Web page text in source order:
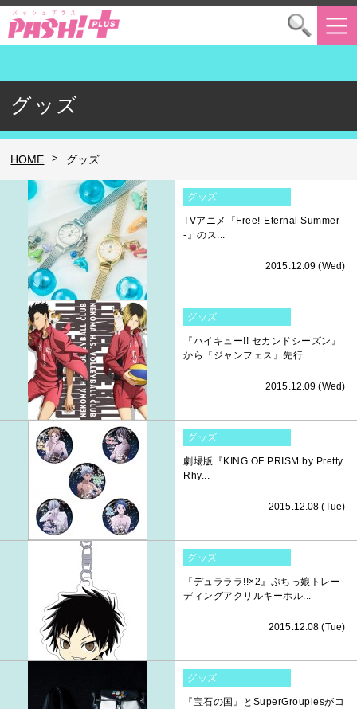
グッズ
HOME > グッズ
グッズ
TVアニメ『Free!-Eternal Summer
-』のス...
2015.12.09 (Wed)
グッズ
『ハイキュー!! セカンドシーズン』
から『ジャンフェス』先行...
2015.12.09 (Wed)
グッズ
劇場版『KING OF PRISM by Pretty
Rhy...
2015.12.08 (Tue)
グッズ
『デュラララ!!×2』ぷちっ娘トレー
ディングアクリルキーホル...
2015.12.08 (Tue)
グッズ
『宝石の国』とSuperGroupiesがコ